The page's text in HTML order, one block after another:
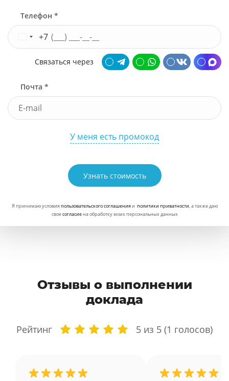
Телефон *
+7
Связаться через
Почта *
У меня есть промокод
Узнать стоимость
Я принимаю условияпользовательского соглашенияи политики приватности, а также даю
своесогласиена обработку моих персональных данных
Отзывы о выполнении
доклада
Рейтинг 5 из 5 (1 голосов)